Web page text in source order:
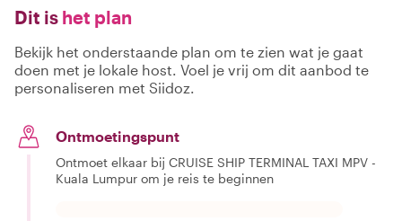
Dit is het plan
Bekijk het onderstaande plan om te zien wat je gaat
doen met je lokale host. Voel je vrij om dit aanbod te
personaliseren met Siidoz.
Ontmoetingspunt
Ontmoet elkaar bij CRUISE SHIP TERMINAL TAXI MPV -
Kuala Lumpur om je reis te beginnen